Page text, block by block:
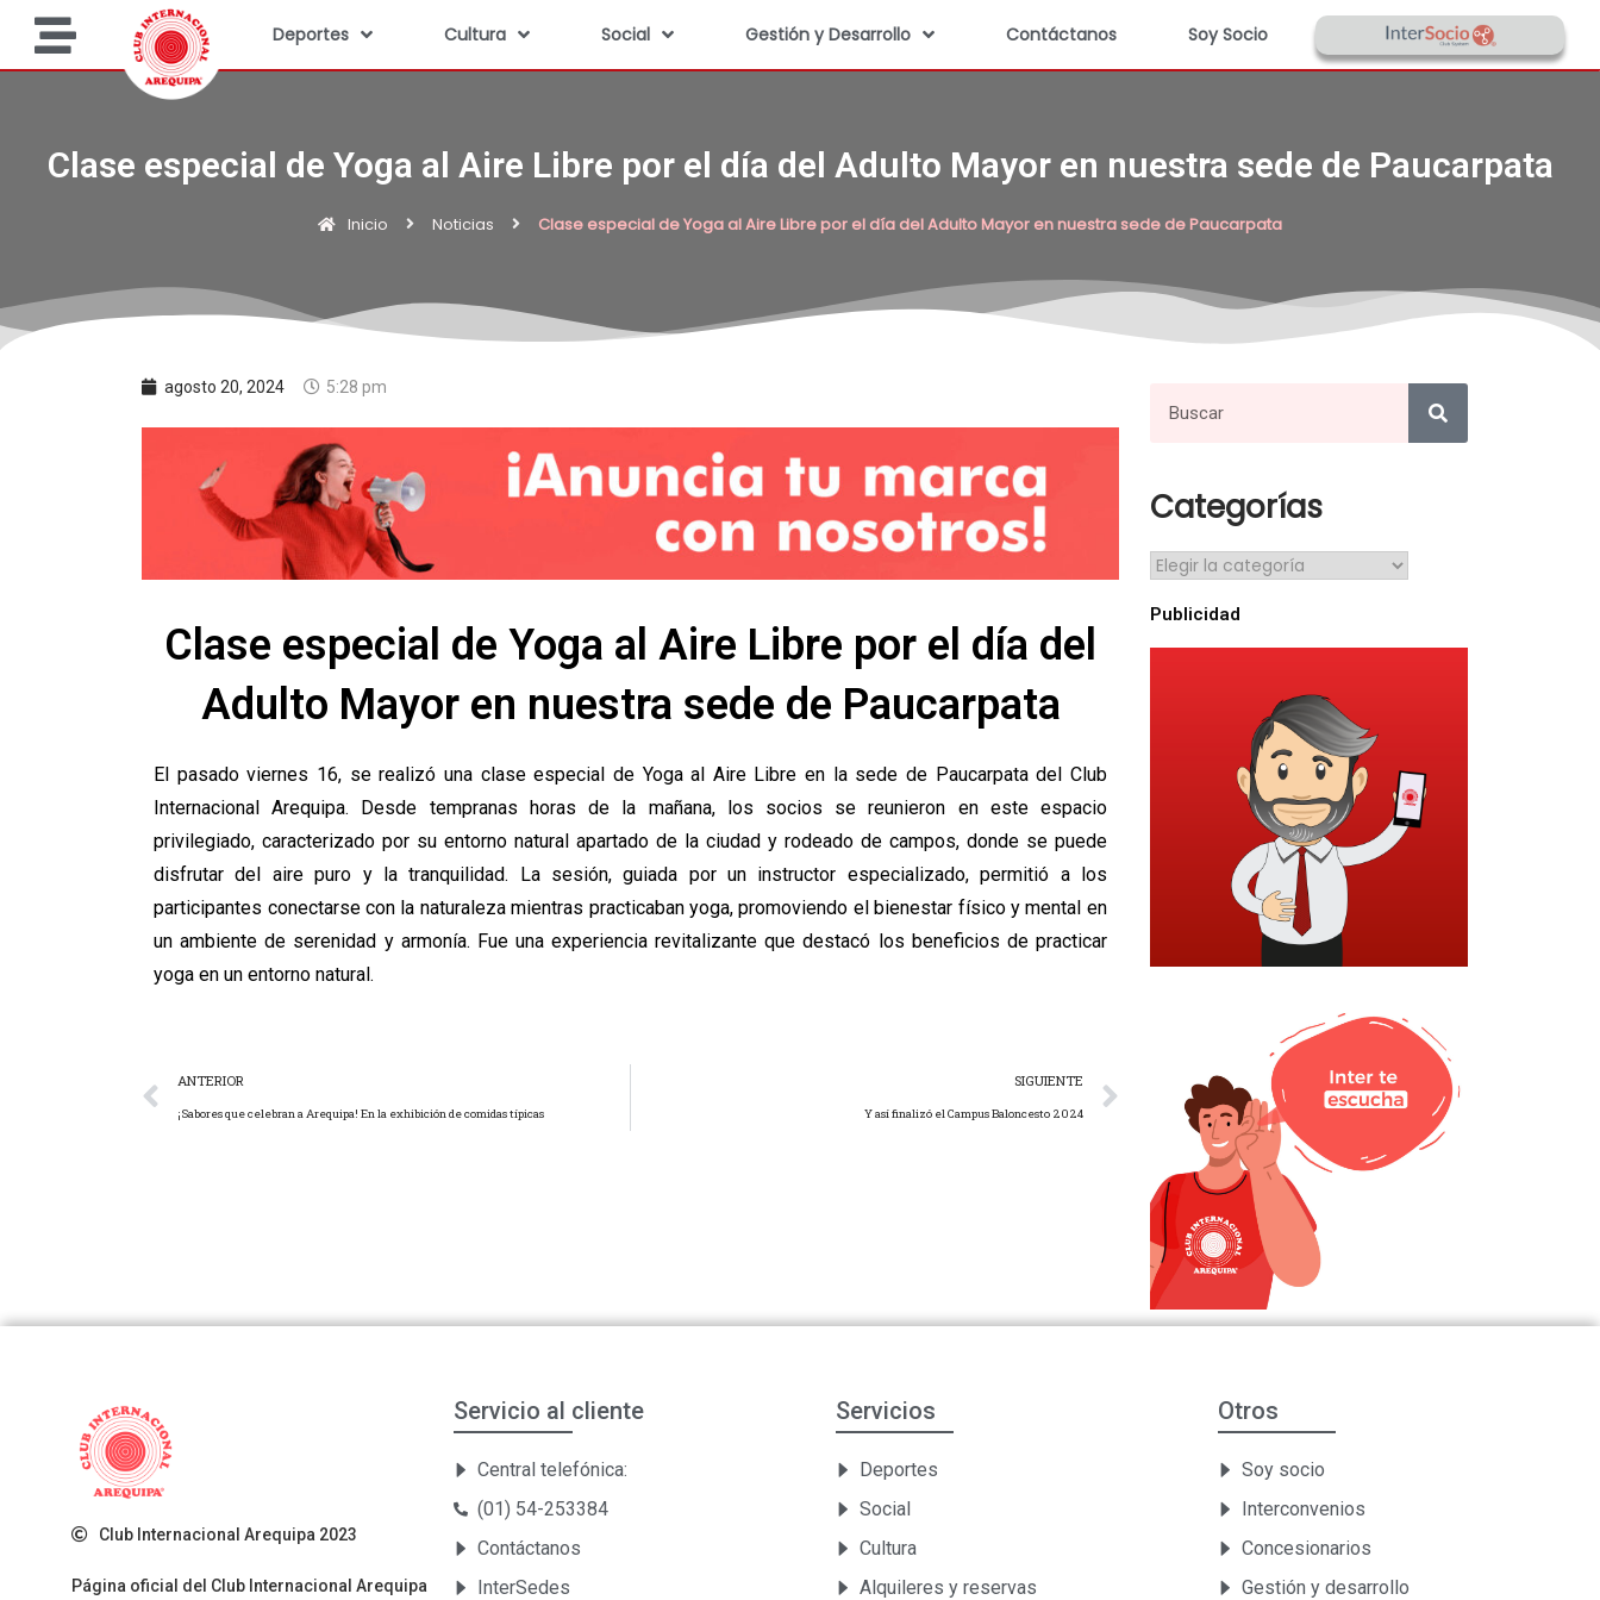
Deportes Cultura Social Gestión y Desarrollo Contáctanos Soy Socio
Clase especial de Yoga al Aire Libre por el día del Adulto Mayor en nuestra sede de Paucarpata
Inicio Noticias Clase especial de Yoga al Aire Libre por el día del Adulto Mayor en nuestra sede de Paucarpata
agosto 20, 2024 5:28 pm
Clase especial de Yoga al Aire Libre por el día del
Adulto Mayor en nuestra sede de Paucarpata
El pasado viernes 16, se realizó una clase especial de Yoga al Aire Libre en la sede de Paucarpata del Club
Internacional Arequipa. Desde tempranas horas de la mañana, los socios se reunieron en este espacio
privilegiado, caracterizado por su entorno natural apartado de la ciudad y rodeado de campos, donde se puede
disfrutar del aire puro y la tranquilidad. La sesión, guiada por un instructor especializado, permitió a los
participantes conectarse con la naturaleza mientras practicaban yoga, promoviendo el bienestar físico y mental en
un ambiente de serenidad y armonía. Fue una experiencia revitalizante que destacó los beneficios de practicar
yoga en un entorno natural.
ANTERIOR
¡Sabores que celebran a Arequipa! En la exhibición de comidas típicas
SIGUIENTE
Y así finalizó el Campus Baloncesto 2024
Categorías
Publicidad
Club Internacional Arequipa 2023
Página oficial del Club Internacional Arequipa
Servicio al cliente
Central telefónica:
(01) 54-253384
Contáctanos
InterSedes
Servicios
Deportes
Social
Cultura
Alquileres y reservas
Otros
Soy socio
Interconvenios
Concesionarios
Gestión y desarrollo